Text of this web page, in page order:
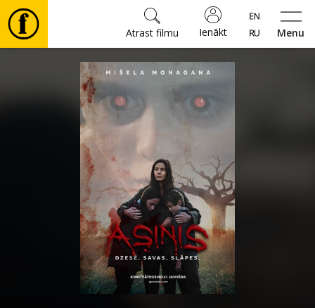
Menu
Ienākt
Atrast filmu
Pasākumi